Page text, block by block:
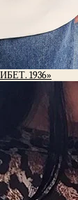
1936»